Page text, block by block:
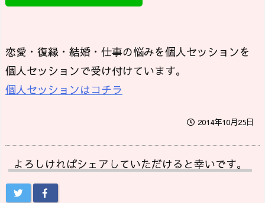
恋愛・復縁・結婚・仕事の悩みを個人セッションを
個人セッションで受け付けています。
個人セッションはコチラ
2014年10月25日
よろしければシェアしていただけると幸いです。